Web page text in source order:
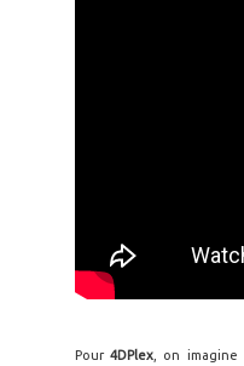
Pour4DPlex , on